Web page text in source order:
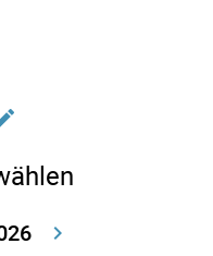
keyboard_arrow_right